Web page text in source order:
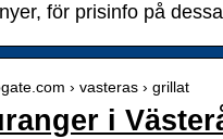
för prisinfo på
› vasteras › grillat
i